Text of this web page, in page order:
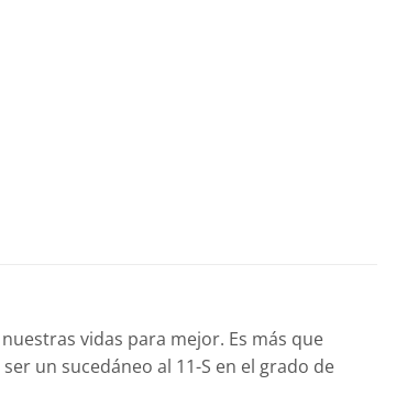
vidas para mejor. Es más que
un sucedáneo al 11-S en el grado de